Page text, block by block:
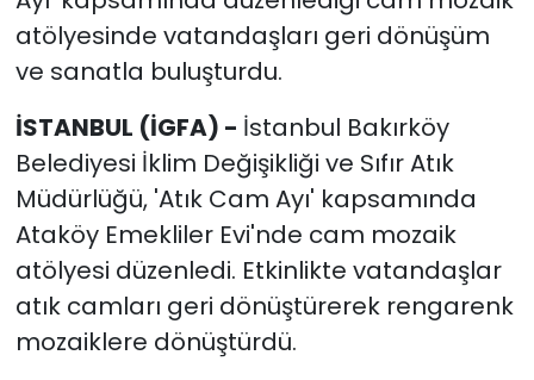
atölyesinde vatandaşları geri dönüşüm
ve sanatla buluşturdu.
İSTANBUL (İGFA) - İstanbul Bakırköy
Belediyesi İklim Değişikliği ve Sıfır Atık
Müdürlüğü, 'Atık Cam Ayı' kapsamında
Ataköy Emekliler Evi'nde cam mozaik
atölyesi düzenledi. Etkinlikte vatandaşlar
atık camları geri dönüştürerek rengarenk
mozaiklere dönüştürdü.